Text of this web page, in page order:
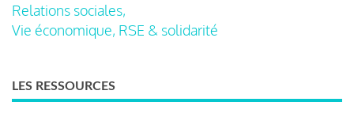
Relations sociales,
Vie économique, RSE & solidarité
LES RESSOURCES